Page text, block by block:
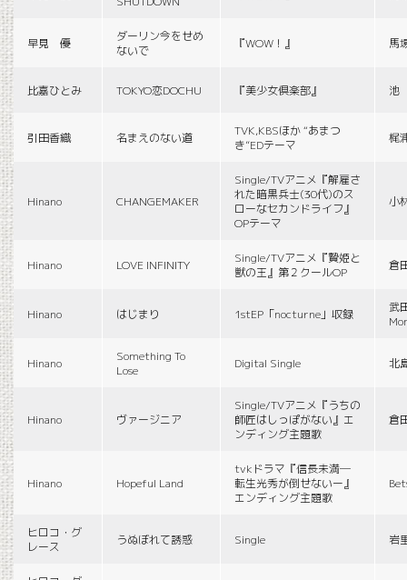
早見 優
ダーリン今をせめ
ないで
『WOW！』 馬
比嘉ひとみ TOKYO恋DOCHU 『美少女倶楽部』 池
引田香織 名まえのない道
TVK,KBSほか “あまつ
き”EDテーマ
梶
Hinano CHANGEMAKER
Single/TVアニメ『解雇さ
れた暗黒兵士(30代)のス
ローなセカンドライフ』
OPテーマ
小
Hinano LOVE INFINITY
Single/TVアニメ『贄姫と
獣の王』第２クールOP
倉
Hinano はじまり 1stEP「nocturne」収録
武
Hinano
Something To
Lose
Digital Single 北
Hinano ヴァージニア
Single/TVアニメ『うちの
師匠はしっぽがない』エ
ンディング主題歌
倉
Hinano Hopeful Land
tvkドラマ『信長未満―
転生光秀が倒せないー』
エンディング主題歌
ヒロコ・グ
レース
うぬぼれて誘惑 Single 岩